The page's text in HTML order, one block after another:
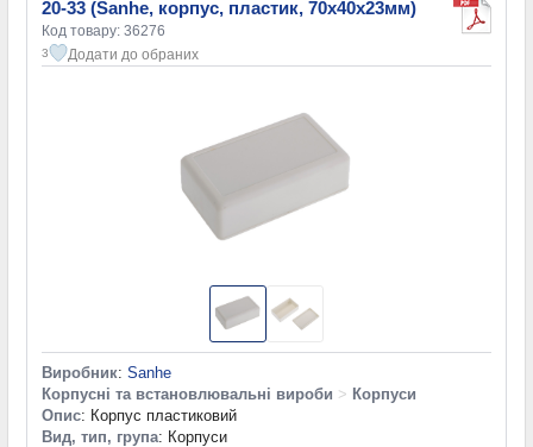
20-33 (Sanhe, корпус, пластик, 70х40х23мм)
Код товару: 36276
3 Додати до обраних
Виробник: Sanhe
Корпусні та встановлювальні вироби > Корпуси
Опис: Корпус пластиковий
Вид, тип, група: Корпуси